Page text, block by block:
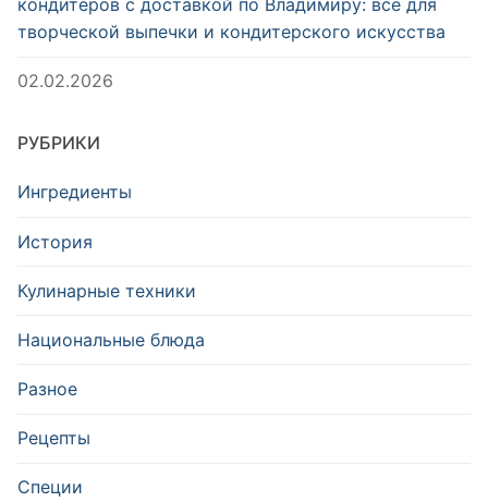
кондитеров с доставкой по Владимиру: всё для
творческой выпечки и кондитерского искусства
02.02.2026
РУБРИКИ
Ингредиенты
История
Кулинарные техники
Национальные блюда
Разное
Рецепты
Специи